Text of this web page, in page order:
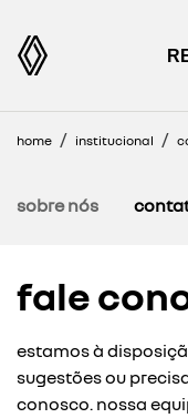
home institucional
sobre nós
fale
estamos à
sugestões ou
conosco. nossa